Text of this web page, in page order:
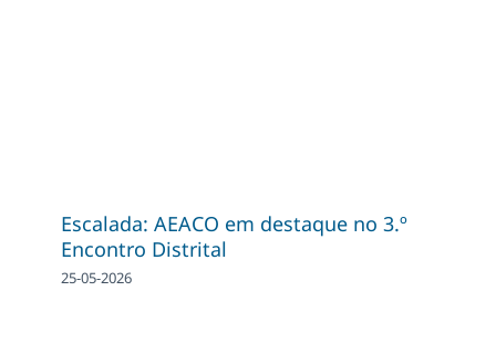
Escalada: AEACO em destaque no 3.º
Encontro Distrital
25-05-2026